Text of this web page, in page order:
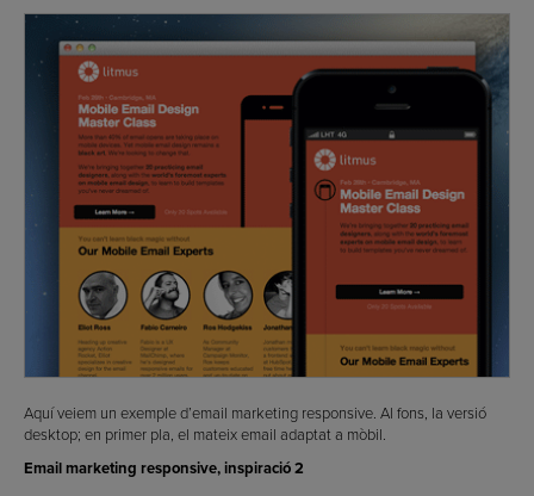
Aquí veiem un exemple d’email marketing responsive. Al fons, la versió
desktop; en primer pla, el mateix email adaptat a mòbil.
Email marketing responsive, inspiració 2